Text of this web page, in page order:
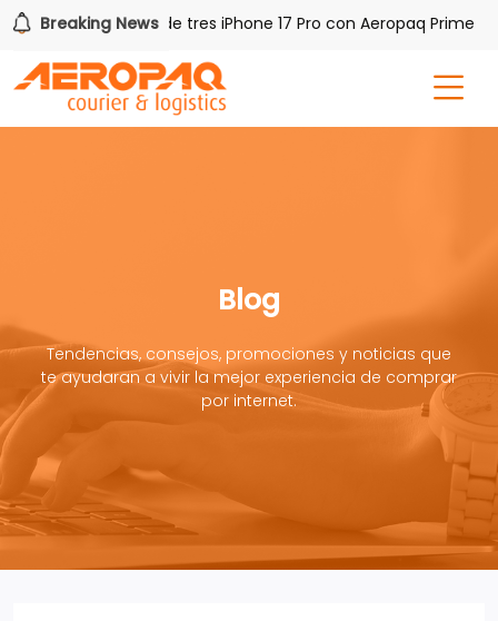
Breaking News
Gana uno de tres iPhone 17 Pro con Aeropaq Prime
Blog
Tendencias, consejos, promociones y noticias que
te ayudaran a vivir la mejor experiencia de comprar
por internet.